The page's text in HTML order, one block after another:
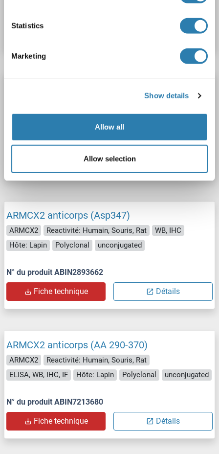
Statistics
Marketing
Show details
Allow all
Allow selection
Hôte: Lapin
Polyclonal
Biotin
N° du produit ABIN7144624
Fiche technique
ARMCX2 anticorps (Asp347)
ARMCX2 Reactivité: Humain, Souris, Rat
WB, IHC
Hôte: Lapin
Polyclonal unconjugated
N° du produit ABIN2893662
Fiche technique Détails
ARMCX2 anticorps (AA 290-370)
ARMCX2
Reactivité: Humain, Souris, Rat
ELISA, WB, IHC, IF
Hôte: Lapin Polyclonal unconjugated
N° du produit ABIN7213680
Fiche technique Détails